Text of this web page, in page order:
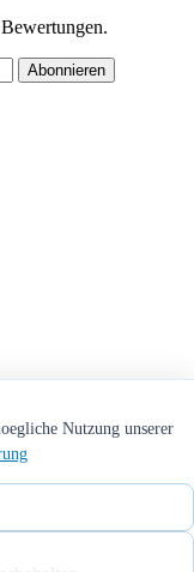
Abonnieren
Nutzung unserer